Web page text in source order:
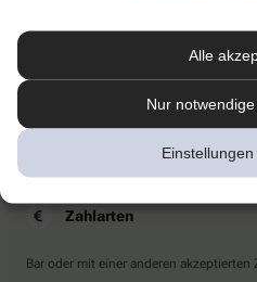
Alle
Nur
Zentral Apotheke am Dreescher Markt
19061 Schwerin
Kontaktieren Sie uns direkt.
Zahlarten
Bar oder mit einer anderen